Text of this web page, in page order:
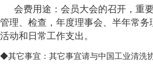
会费用途：会员大会的召开，重
管理、检查，年度理事会、半年常
活动和日常工作支出。
◆其它事宜：其它事宜请与中国工业清洗